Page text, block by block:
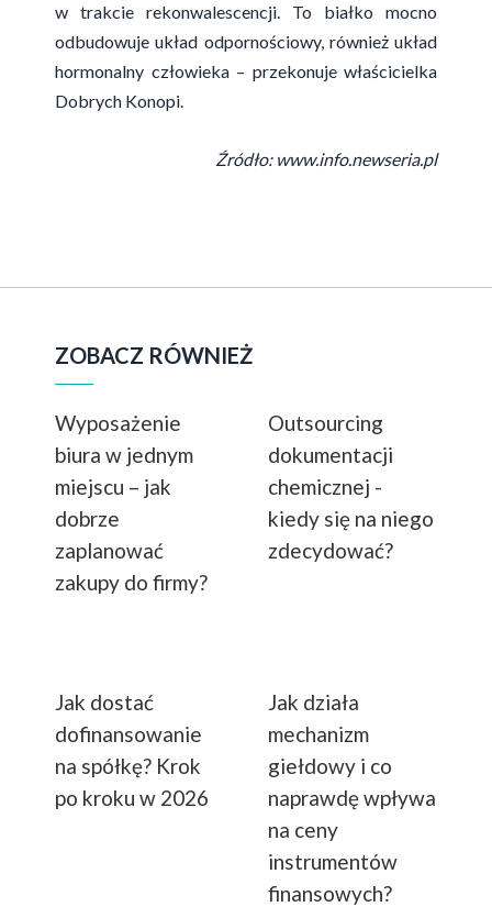
w trakcie rekonwalescencji. To białko mocno
odbudowuje układ odpornościowy, również układ
hormonalny człowieka – przekonuje właścicielka
Dobrych Konopi.
Źródło: www.info.newseria.pl
ZOBACZ RÓWNIEŻ
Wyposażenie
biura w jednym
miejscu – jak
dobrze
zaplanować
zakupy do firmy?
Outsourcing
dokumentacji
chemicznej -
kiedy się na niego
zdecydować?
Jak dostać
dofinansowanie
na spółkę? Krok
po kroku w 2026
Jak działa
mechanizm
giełdowy i co
naprawdę wpływa
na ceny
instrumentów
finansowych?